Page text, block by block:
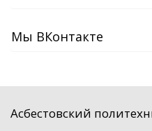
Мы ВКонтакте
Асбестовский